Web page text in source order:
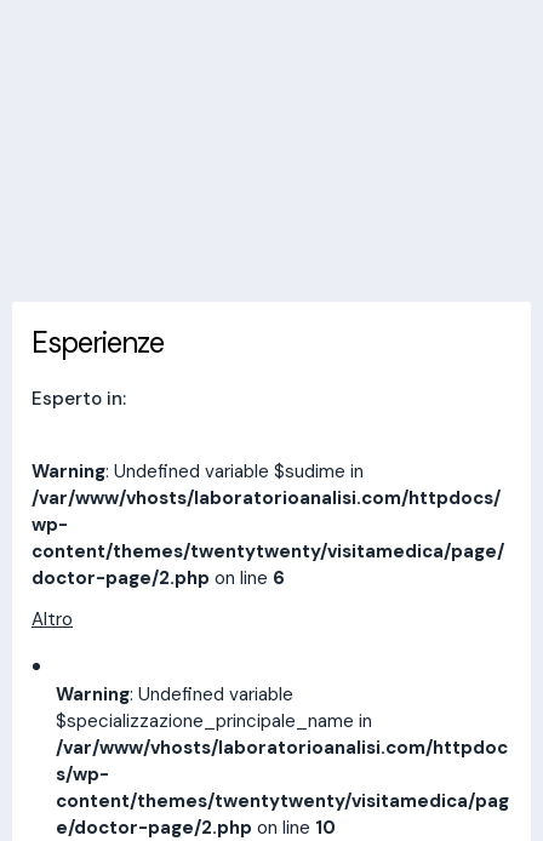
Esperienze
Esperto in:
Warning: Undefined variable $sudime in
/var/www/vhosts/laboratorioanalisi.com/httpdocs/
wp-
content/themes/twentytwenty/visitamedica/page/
doctor-page/2.php on line 6
Altro
Warning: Undefined variable
$specializzazione_principale_name in
/var/www/vhosts/laboratorioanalisi.com/httpdoc
s/wp-
content/themes/twentytwenty/visitamedica/pag
e/doctor-page/2.php on line 10